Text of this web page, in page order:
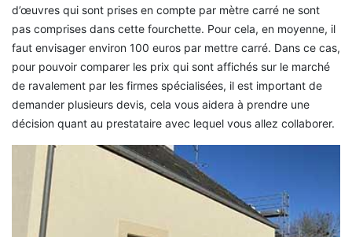
d’œuvres qui sont prises en compte par mètre carré ne sont
pas comprises dans cette fourchette. Pour cela, en moyenne, il
faut envisager environ 100 euros par mettre carré. Dans ce cas,
pour pouvoir comparer les prix qui sont affichés sur le marché
de ravalement par les firmes spécialisées, il est important de
demander plusieurs devis, cela vous aidera à prendre une
décision quant au prestataire avec lequel vous allez collaborer.